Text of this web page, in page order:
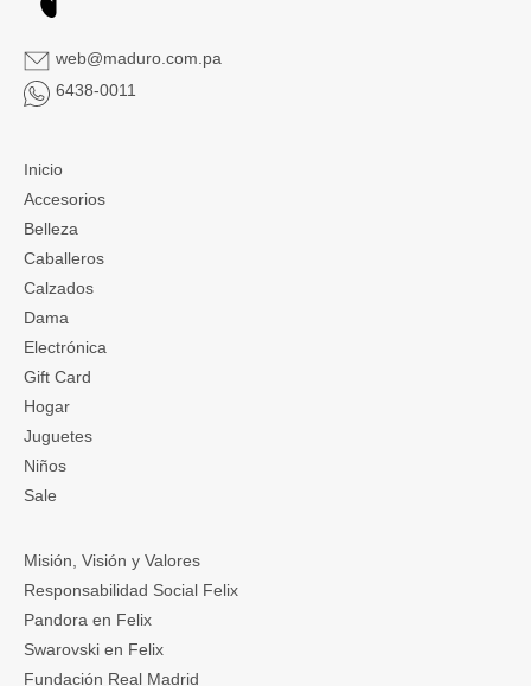
web@maduro.com.pa
6438-0011
Inicio
Accesorios
Belleza
Caballeros
Calzados
Dama
Electrónica
Gift Card
Hogar
Juguetes
Niños
Sale
Misión, Visión y Valores
Responsabilidad Social Felix
Pandora en Felix
Swarovski en Felix
Fundación Real Madrid